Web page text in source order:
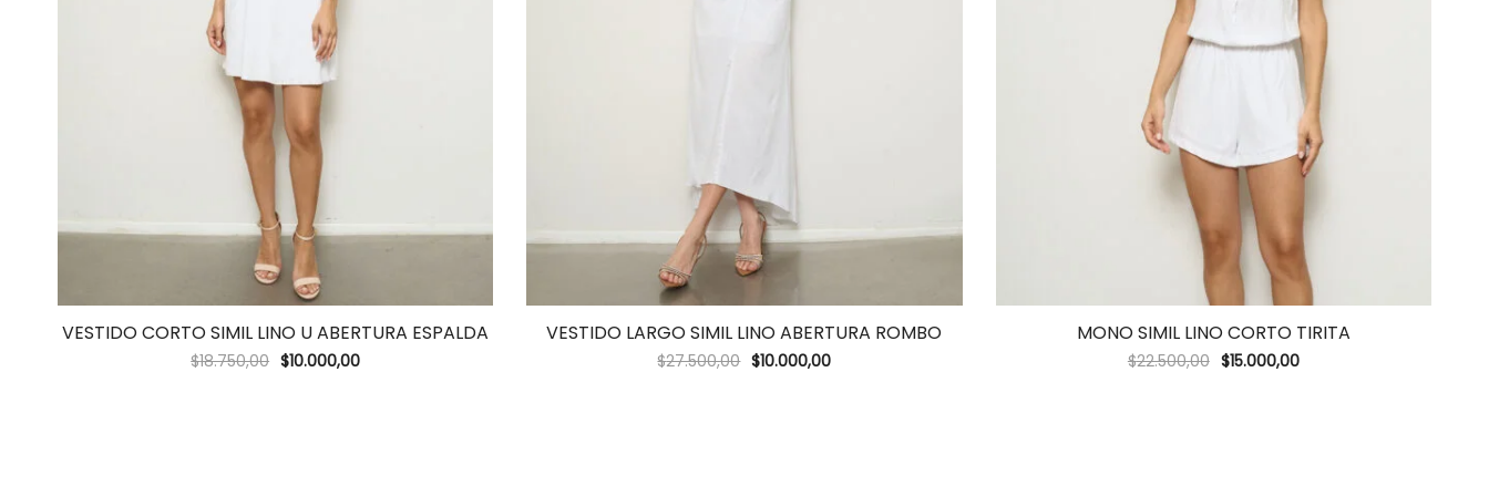
VESTIDO CORTO SIMIL LINO U ABERTURA ESPALDA
$18.750,00 $10.000,00
VESTIDO LARGO SIMIL LINO ABERTURA ROMBO
$27.500,00 $10.000,00
MONO SIMIL LINO CORTO TIRITA
$22.500,00 $15.000,00